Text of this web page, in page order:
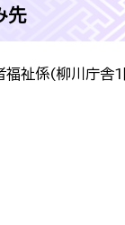
先
福祉係(柳川庁舎